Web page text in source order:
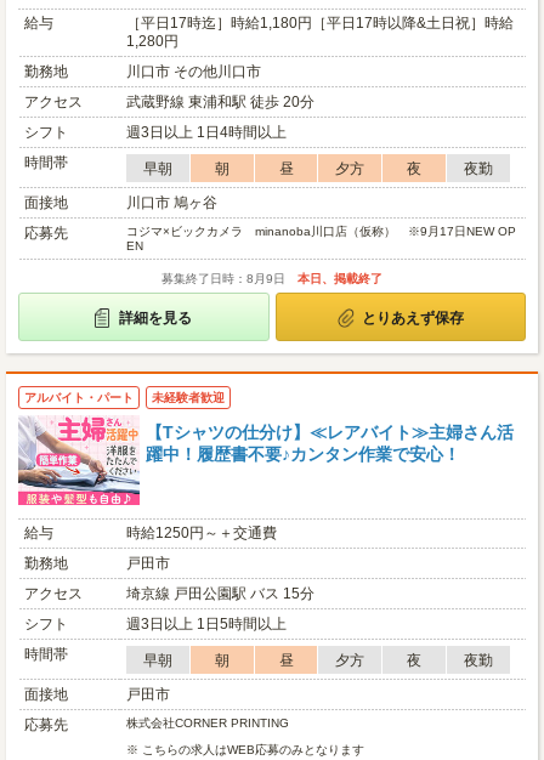
給与
［平日17時迄］時給1,180円［平日17時以降&土日祝］時給
1,280円
勤務地
川口市 その他川口市
アクセス
武蔵野線 東浦和駅 徒歩 20分
シフト
週3日以上 1日4時間以上
時間帯
早朝 朝 昼 夕方 夜
夜勤
面接地
川口市 鳩ヶ谷
応募先
コジマ×ビックカメラ minanoba川口店（仮称） ※9月17日NEW OP
EN
募集終了日時：8月9日 本日、掲載終了
詳細を見る とりあえず保存
アルバイト・パート 未経験者歓迎
【Tシャツの仕分け】≪レアバイト≫主婦さん活
躍中！履歴書不要♪カンタン作業で安心！
給与
時給1250円～＋交通費
勤務地
戸田市
アクセス
埼京線 戸田公園駅 バス 15分
シフト
週3日以上 1日5時間以上
時間帯
早朝 朝 昼 夕方 夜
夜勤
面接地
戸田市
応募先
株式会社CORNER PRINTING
※ こちらの求人はWEB応募のみとなります